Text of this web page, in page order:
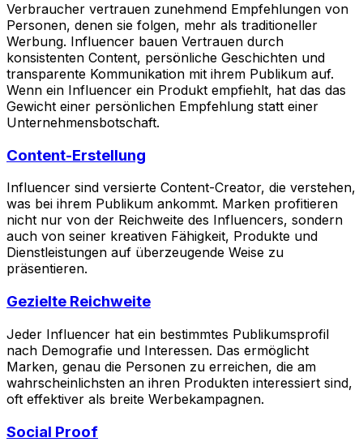
Verbraucher vertrauen zunehmend Empfehlungen von
Personen, denen sie folgen, mehr als traditioneller
Werbung. Influencer bauen Vertrauen durch
konsistenten Content, persönliche Geschichten und
transparente Kommunikation mit ihrem Publikum auf.
Wenn ein Influencer ein Produkt empfiehlt, hat das das
Gewicht einer persönlichen Empfehlung statt einer
Unternehmensbotschaft.
Content-Erstellung
Influencer sind versierte Content-Creator, die verstehen,
was bei ihrem Publikum ankommt. Marken profitieren
nicht nur von der Reichweite des Influencers, sondern
auch von seiner kreativen Fähigkeit, Produkte und
Dienstleistungen auf überzeugende Weise zu
präsentieren.
Gezielte Reichweite
Jeder Influencer hat ein bestimmtes Publikumsprofil
nach Demografie und Interessen. Das ermöglicht
Marken, genau die Personen zu erreichen, die am
wahrscheinlichsten an ihren Produkten interessiert sind,
oft effektiver als breite Werbekampagnen.
Social Proof